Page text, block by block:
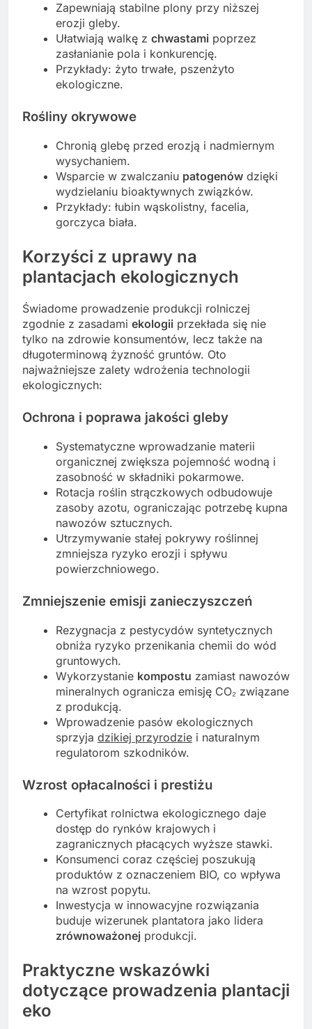
Zapewniają stabilne plony przy niższej
erozji gleby.
Ułatwiają walkę z chwastami poprzez
zasłanianie pola i konkurencję.
Przykłady: żyto trwałe, pszenżyto
ekologiczne.
Rośliny okrywowe
Chronią glebę przed erozją i nadmiernym
wysychaniem.
Wsparcie w zwalczaniu patogenów dzięki
wydzielaniu bioaktywnych związków.
Przykłady: łubin wąskolistny, facelia,
gorczyca biała.
Korzyści z uprawy na
plantacjach ekologicznych
Świadome prowadzenie produkcji rolniczej
zgodnie z zasadami ekologii przekłada się nie
tylko na zdrowie konsumentów, lecz także na
długoterminową żyzność gruntów. Oto
najważniejsze zalety wdrożenia technologii
ekologicznych:
Ochrona i poprawa jakości gleby
Systematyczne wprowadzanie materii
organicznej zwiększa pojemność wodną i
zasobność w składniki pokarmowe.
Rotacja roślin strączkowych odbudowuje
zasoby azotu, ograniczając potrzebę kupna
nawozów sztucznych.
Utrzymywanie stałej pokrywy roślinnej
zmniejsza ryzyko erozji i spływu
powierzchniowego.
Zmniejszenie emisji zanieczyszczeń
Rezygnacja z pestycydów syntetycznych
obniża ryzyko przenikania chemii do wód
gruntowych.
Wykorzystanie kompostu zamiast nawozów
mineralnych ogranicza emisję CO₂ związane
z produkcją.
Wprowadzenie pasów ekologicznych
sprzyja dzikiej przyrodzie i naturalnym
regulatorom szkodników.
Wzrost opłacalności i prestiżu
Certyfikat rolnictwa ekologicznego daje
dostęp do rynków krajowych i
zagranicznych płacących wyższe stawki.
Konsumenci coraz częściej poszukują
produktów z oznaczeniem BIO, co wpływa
na wzrost popytu.
Inwestycja w innowacyjne rozwiązania
buduje wizerunek plantatora jako lidera
zrównoważonej produkcji.
Praktyczne wskazówki
dotyczące prowadzenia plantacji
eko